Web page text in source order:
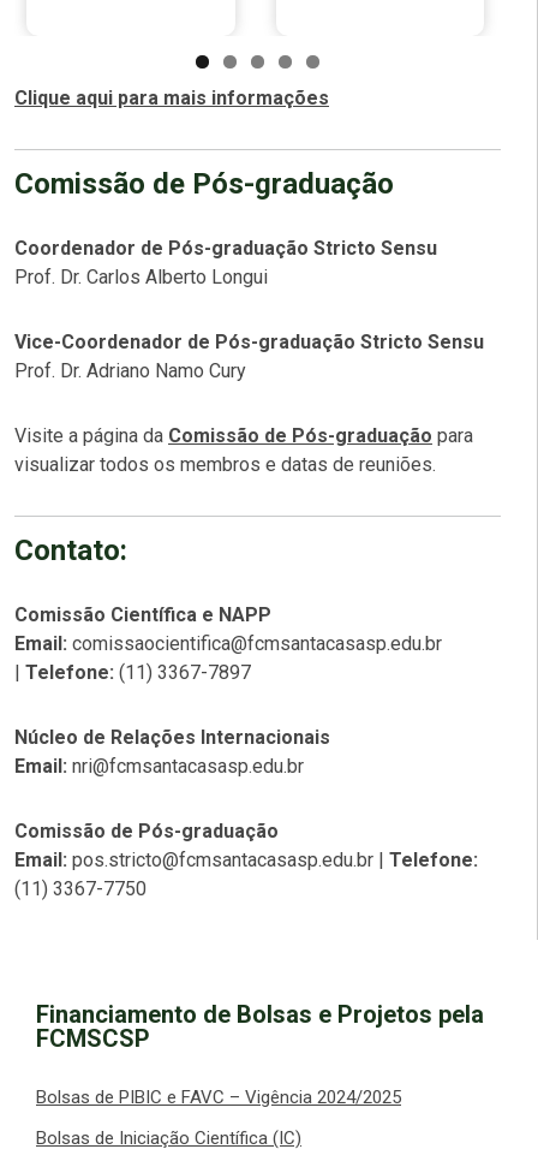
Clique aqui para mais informações
Comissão de Pós-graduação
Coordenador de Pós-graduação Stricto Sensu
Prof. Dr. Carlos Alberto Longui
Vice-Coordenador de Pós-graduação Stricto Sensu
Prof. Dr. Adriano Namo Cury
Visite a página da Comissão de Pós-graduação para
visualizar todos os membros e datas de reuniões.
Contato:
Comissão Científica e NAPP
Email: comissaocientifica@fcmsantacasasp.edu.br
Telefone: (11) 3367-7897
Núcleo de Relações Internacionais
Email: nri@fcmsantacasasp.edu.br
Comissão de Pós-graduação
Email: pos.stricto@fcmsantacasasp.edu.br |
Telefone:
(11) 3367-7750
Financiamento de Bolsas e Projetos pela
FCMSCSP
Bolsas de PIBIC e FAVC – Vigência 2024/2025
Bolsas de Iniciação Científica (IC)